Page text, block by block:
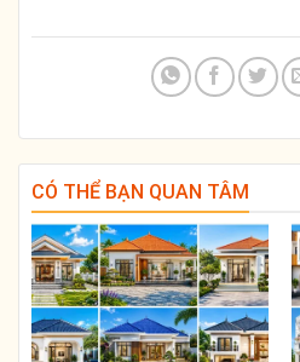
CÓ THỂ BẠN QUAN TÂM